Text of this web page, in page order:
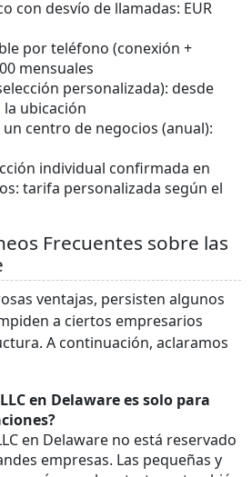
con desvío de llamadas: EUR
por teléfono (conexión +
mensuales
personalizada): desde
la ubicación
centro de negocios (anual):
individual confirmada en
tarifa personalizada según el
Frecuentes sobre las
ventajas, persisten algunos
a ciertos empresarios
A continuación, aclaramos
en Delaware es solo para
en Delaware no está reservado
empresas. Las pequeñas y